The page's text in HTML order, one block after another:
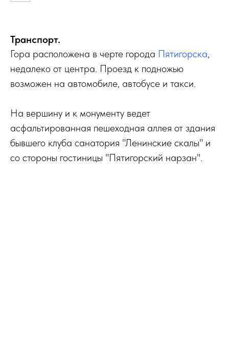
Транспорт.
Гора расположена в черте города Пятигорска,
недалеко от центра. Проезд к подножью
возможен на автомобиле, автобусе и такси.
На вершину и к монументу ведет
асфальтированная пешеходная аллея от здания
бывшего клуба санатория "Ленинские скалы" и
со стороны гостиницы "Пятигорский нарзан".